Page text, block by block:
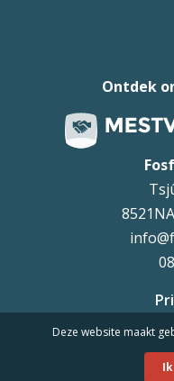
Ontdek
Deze website maakt